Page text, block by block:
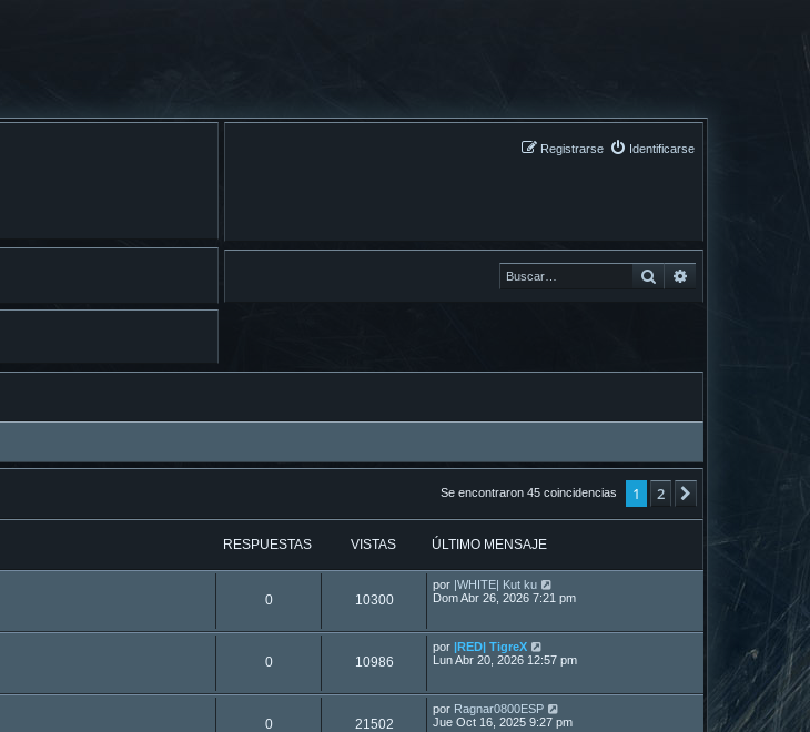
Identificarse
Registrarse
Buscar
Se encontraron 45 coincidencias 1 2
RESPUESTAS VISTAS ÚLTIMO MENSAJE
0 10300
por |WHITE| Kut ku
Dom Abr 26, 2026 7:21 pm
0 10986
por
|RED| TigreX
Lun Abr 20, 2026 12:57 pm
0 21502
por Ragnar0800ESP
Jue Oct 16, 2025 9:27 pm